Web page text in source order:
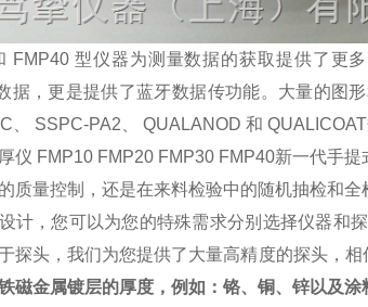
FMP40 型仪器为测量数据的获取提供了更
据，更是提供了蓝牙数据传功能。大量的图
、 SSPC-PA2、 QUALANOD 和 QUALICOAT
仪 FMP10 FMP20 FMP30 FMP40新一代手
质量控制，还是在来料检验中的随机抽检和
计，您可以为您的特殊需求分别选择仪器和
探头，我们为您提供了大量高精度的探头，相
磁金属镀层的厚度，例如：铬、铜、锌以及涂